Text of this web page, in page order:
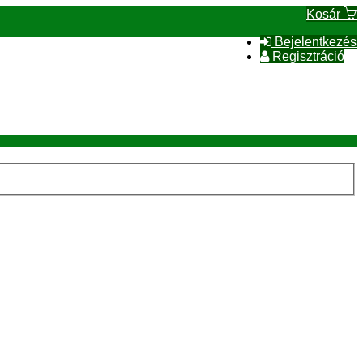
Kosár
Bejelentkezés
Regisztráció